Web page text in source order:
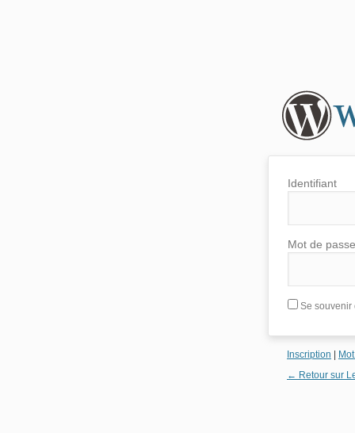
Identifiant
Mot de passe
Se souvenir
Inscription
← Retour sur